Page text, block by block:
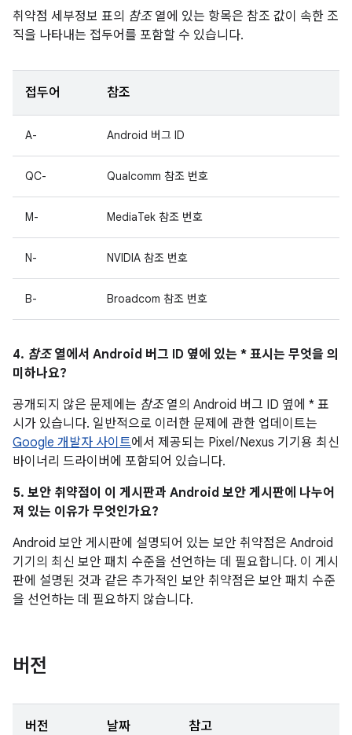
취약점 세부정보 표의 참조열에 있는 항목은 참조 값이 속한 조
직을 나타내는 접두어를 포함할 수 있습니다.
접두어 참조
A- Android 버그 ID
QC- Qualcomm 참조 번호
M- MediaTek 참조 번호
N- NVIDIA 참조 번호
B- Broadcom 참조 번호
4. 참조열에서 Android 버그 ID 옆에 있는 * 표시는 무엇을 의
미하나요?
공개되지 않은 문제에는 참조열의 Android 버그 ID 옆에 * 표
시가 있습니다. 일반적으로 이러한 문제에 관한 업데이트는
Google 개발자 사이트에서 제공되는 Pixel / Nexus 기기용 최신
바이너리 드라이버에 포함되어 있습니다.
5. 보안 취약점이 이 게시판과 Android 보안 게시판에 나누어
져 있는 이유가 무엇인가요?
Android 보안 게시판에 설명되어 있는 보안 취약점은 Android
기기의 최신 보안 패치 수준을 선언하는 데 필요합니다. 이 게시
판에 설명된 것과 같은 추가적인 보안 취약점은 보안 패치 수준
을 선언하는 데 필요하지 않습니다.
버전
버전 날짜 참고